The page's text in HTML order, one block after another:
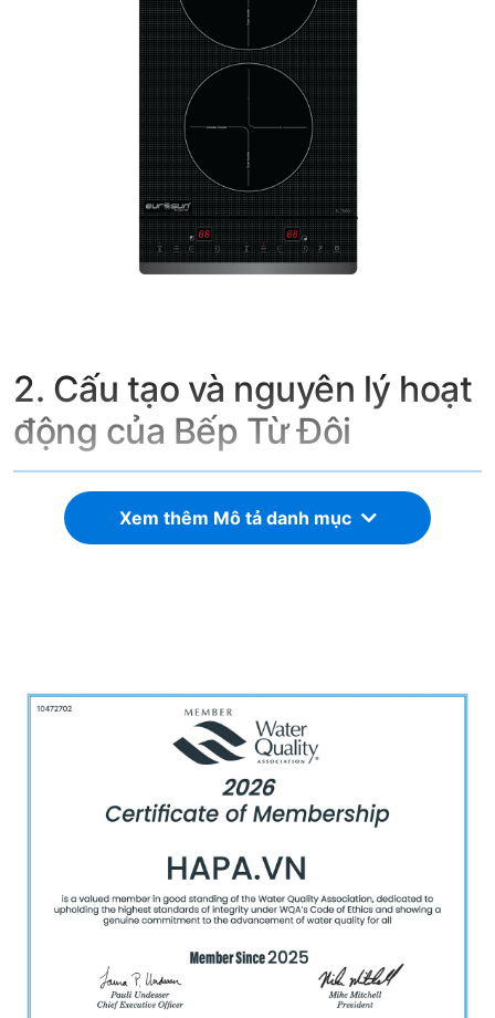
2. Cấu tạo và nguyên lý hoạt
động của Bếp Từ Đôi
2.1. Cấu tạo
Mặt kính bếp
Được làm từ kính cường lực chịu nhiệt cao như
Schott Ceran, EuroKera, Kanger
chống trầy xước.
Bề mặt nhẵn, dễ dàng vệ sinh sau khi nấu.
Cuộn dây từ (Induction Coil)
Là bộ phận tạo ra từ trường, thường được làm từ
Xem thêm Mô tả danh mục